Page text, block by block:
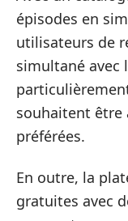
épisodes en
utilisateurs de
simultané avec
souhaitent être
préférées.
En outre, la
gratuites avec